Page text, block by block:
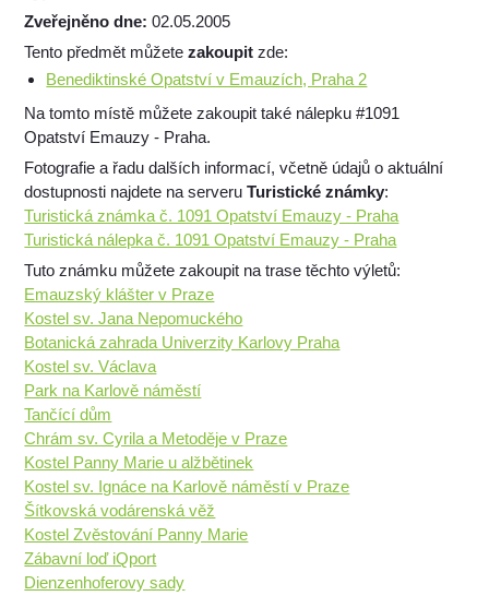
Zveřejněno dne:02.05.2005
Tento předmět můžetezakoupit zde:
Benediktinské Opatství v Emauzích, Praha 2
Na tomto místě můžete zakoupit také nálepku #1091
Opatství Emauzy - Praha.
Fotografie a řadu dalších informací, včetně údajů o aktuální
dostupnosti najdete na serveruTuristické známky:
Turistická známka č. 1091 Opatství Emauzy - Praha
Turistická nálepka č. 1091 Opatství Emauzy - Praha
Tuto známku můžete zakoupit na trase těchto výletů:
Emauzský klášter v Praze
Kostel sv. Jana Nepomuckého
Botanická zahrada Univerzity Karlovy Praha
Kostel sv. Václava
Park na Karlově náměstí
Tančící dům
Chrám sv. Cyrila a Metoděje v Praze
Kostel Panny Marie u alžbětinek
Kostel sv. Ignáce na Karlově náměstí v Praze
Šítkovská vodárenská věž
Kostel Zvěstování Panny Marie
Zábavní loď iQport
Dienzenhoferovy sady